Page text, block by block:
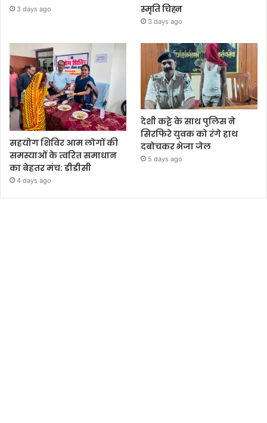
3 days ago
स्मृति चिह्न
3 days ago
सहयोग शिविर आम लोगों की
समस्याओं के त्वरित समाधान
का बेहतर मंच: डीडीसी
4 days ago
देशी कट्टे के साथ पुलिस ने
सिरफिरे युवक को रंगे हाथ
दबोचकर भेजा जेल
5 days ago